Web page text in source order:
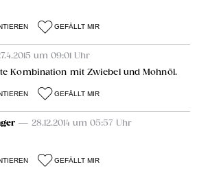
GEFÄLLT MIR
um 09:01 Uhr
Kombination mit Zwiebel und Mohnöl.
GEFÄLLT MIR
— 28.12.2014 um 05:57 Uhr
GEFÄLLT MIR